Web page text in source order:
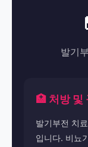
발기
🏥 처방 및
발기부전 치
입니다. 비뇨